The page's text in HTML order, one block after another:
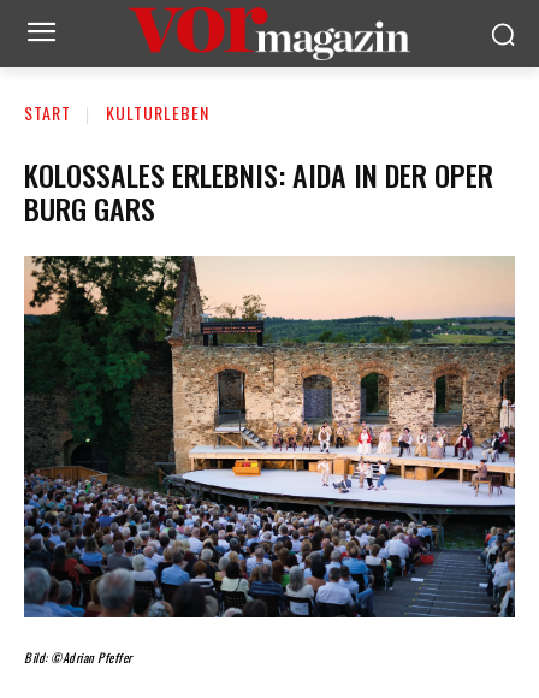
START KULTURLEBEN
KOLOSSALES ERLEBNIS: AIDA IN DER OPER
BURG GARS
Bild: ©Adrian Pfeffer